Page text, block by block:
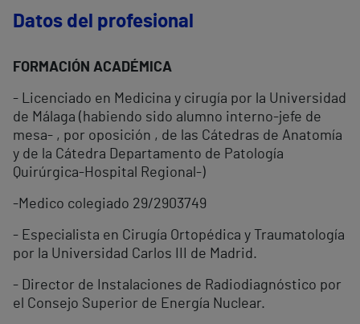
Datos del profesional
FORMACIÓN ACADÉMICA
- Licenciado en Medicina y cirugía por la Universidad
de Málaga (habiendo sido alumno interno-jefe de
mesa- , por oposición , de las Cátedras de Anatomía
y de la Cátedra Departamento de Patología
Quirúrgica-Hospital Regional-)
-Medico colegiado 29/2903749
- Especialista en Cirugía Ortopédica y Traumatología
por la Universidad Carlos III de Madrid.
- Director de Instalaciones de Radiodiagnóstico por
el Consejo Superior de Energía Nuclear.